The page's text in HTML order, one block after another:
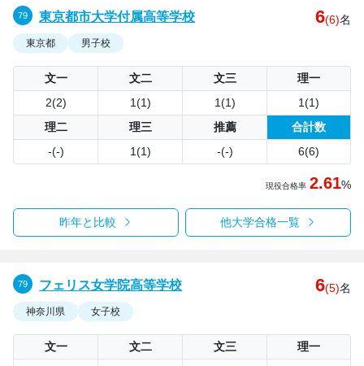
東京都市大学付属高等学校 6(6)名
東京都 男子校
文一 文二 文三
理一
2(2)
1(1) 1(1)
1(1)
理二
理三 推薦
合計数
-(-)
1(1) -(-) 6(6)
現役合格率 2.61%
昨年と比較 他大学合格一覧
フェリス女学院高等学校 6(5)名
神奈川県 女子校
文一 文二 文三
理一